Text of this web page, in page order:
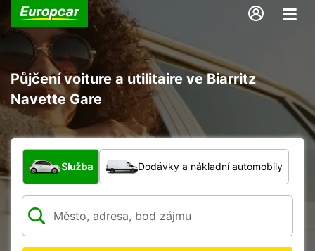
Půjčení voiture a utilitaire ve Biarritz
Navette Gare
Jaký typ vozidla?
Služba Dodávky a nákladní automobily